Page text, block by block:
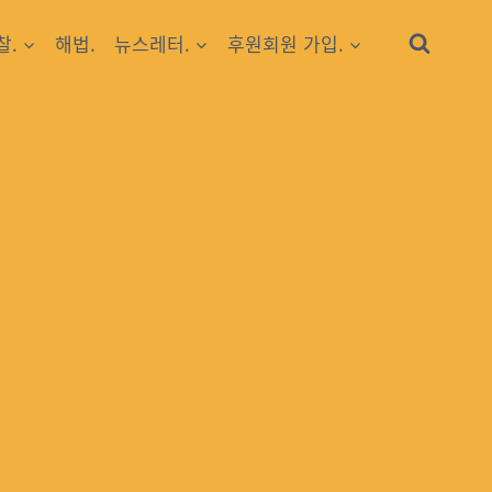
. 해법. 뉴스레터. 후원회원 가입.